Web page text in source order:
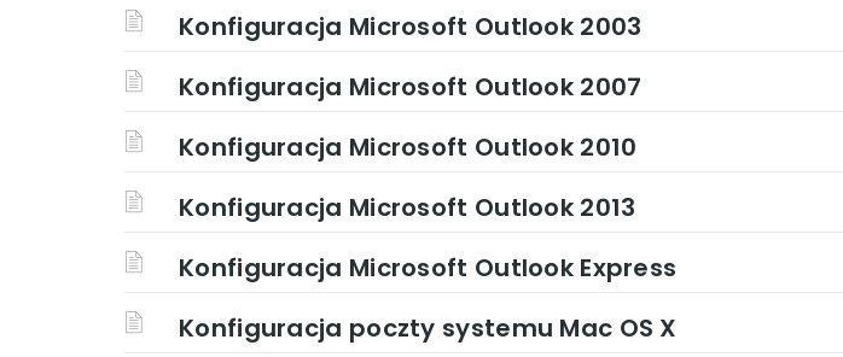
Konfiguracja Microsoft Outlook 2003
Konfiguracja Microsoft Outlook 2007
Konfiguracja Microsoft Outlook 2010
Konfiguracja Microsoft Outlook 2013
Konfiguracja Microsoft Outlook Express
Konfiguracja poczty systemu Mac OS X